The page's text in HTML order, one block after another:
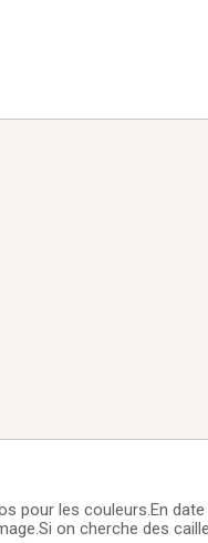
pour les couleurs.En
on cherche des